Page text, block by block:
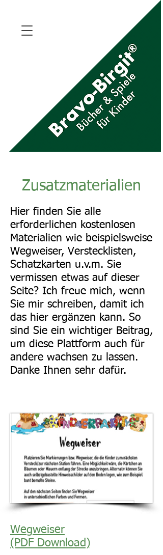
Zusatzmaterialien
Hier finden Sie alle
erforderlichen kostenlosen
Materialien wie beispielsweise
Wegweiser, Verstecklisten,
Schatzkarten u.v.m. Sie
vermissen etwas auf dieser
Seite? Ich freue mich, wenn
Sie mir schreiben, damit ich
das hier ergänzen kann. So
sind Sie ein wichtiger Beitrag,
um diese Plattform auch für
andere wachsen zu lassen.
Danke Ihnen sehr dafür.
Wegweiser
(PDF Download)